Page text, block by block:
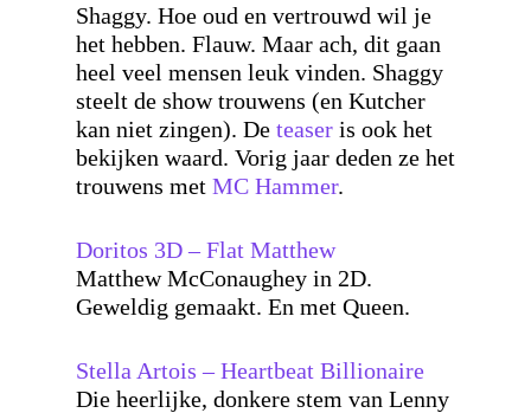
Shaggy. Hoe oud en vertrouwd wil je
het hebben. Flauw. Maar ach, dit gaan
heel veel mensen leuk vinden. Shaggy
steelt de show trouwens (en Kutcher
kan niet zingen). De teaser is ook het
bekijken waard. Vorig jaar deden ze het
trouwens met MC Hammer.
Doritos 3D – Flat Matthew
Matthew McConaughey in 2D.
Geweldig gemaakt. En met Queen.
Stella Artois – Heartbeat Billionaire
Die heerlijke, donkere stem van Lenny